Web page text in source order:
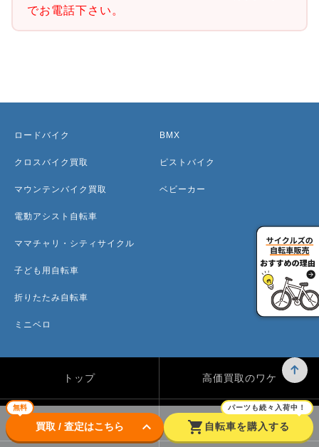
でお電話下さい。
無料
買取 / 査定はこちら keyboard_arrow_down shopping_cart
パーツも続々入荷中！
自転車を購入する
ロードバイク
クロスバイク買取
マウンテンバイク買取
電動アシスト自転車
ママチャリ・シティサイクル
子ども用自転車
折りたたみ自転車
ミニベロ
BMX
ピストバイク
ベビーカー
トップ 高価買取のワケ
買取方法 買取カテゴリー